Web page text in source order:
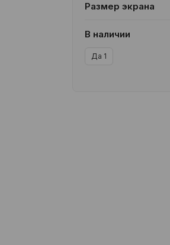
Размер экрана
В наличии
Да 1